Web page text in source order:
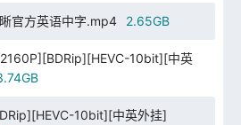
官方英语中字.mp4 2.65GB
10bit][中英
10bit][中英外挂]